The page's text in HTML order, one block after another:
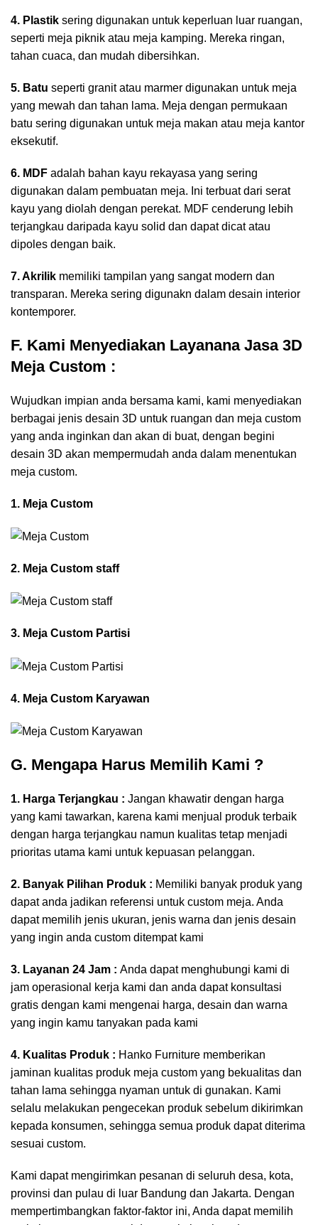
4. Plastik sering digunakan untuk keperluan luar ruangan,
seperti meja piknik atau meja kamping. Mereka ringan,
tahan cuaca, dan mudah dibersihkan.
5. Batu seperti granit atau marmer digunakan untuk meja
yang mewah dan tahan lama. Meja dengan permukaan
batu sering digunakan untuk meja makan atau meja kantor
eksekutif.
6. MDF adalah bahan kayu rekayasa yang sering
digunakan dalam pembuatan meja. Ini terbuat dari serat
kayu yang diolah dengan perekat. MDF cenderung lebih
terjangkau daripada kayu solid dan dapat dicat atau
dipoles dengan baik.
7. Akrilik memiliki tampilan yang sangat modern dan
transparan. Mereka sering digunakn dalam desain interior
kontemporer.
F. Kami Menyediakan Layanana Jasa 3D
Meja Custom :
Wujudkan impian anda bersama kami, kami menyediakan
berbagai jenis desain 3D untuk ruangan dan meja custom
yang anda inginkan dan akan di buat, dengan begini
desain 3D akan mempermudah anda dalam menentukan
meja custom.
1. Meja Custom
2. Meja Custom staff
3. Meja Custom Partisi
4. Meja Custom Karyawan
G. Mengapa Harus Memilih Kami ?
1. Harga Terjangkau : Jangan khawatir dengan harga
yang kami tawarkan, karena kami menjual produk terbaik
dengan harga terjangkau namun kualitas tetap menjadi
prioritas utama kami untuk kepuasan pelanggan.
2. Banyak Pilihan Produk : Memiliki banyak produk yang
dapat anda jadikan referensi untuk custom meja. Anda
dapat memilih jenis ukuran, jenis warna dan jenis desain
yang ingin anda custom ditempat kami
3. Layanan 24 Jam : Anda dapat menghubungi kami di
jam operasional kerja kami dan anda dapat konsultasi
gratis dengan kami mengenai harga, desain dan warna
yang ingin kamu tanyakan pada kami
4. Kualitas Produk : Hanko Furniture memberikan
jaminan kualitas produk meja custom yang bekualitas dan
tahan lama sehingga nyaman untuk di gunakan. Kami
selalu melakukan pengecekan produk sebelum dikirimkan
kepada konsumen, sehingga semua produk dapat diterima
sesuai custom.
Kami dapat mengirimkan pesanan di seluruh desa, kota,
provinsi dan pulau di luar Bandung dan Jakarta. Dengan
mempertimbangkan faktor-faktor ini, Anda dapat memilih